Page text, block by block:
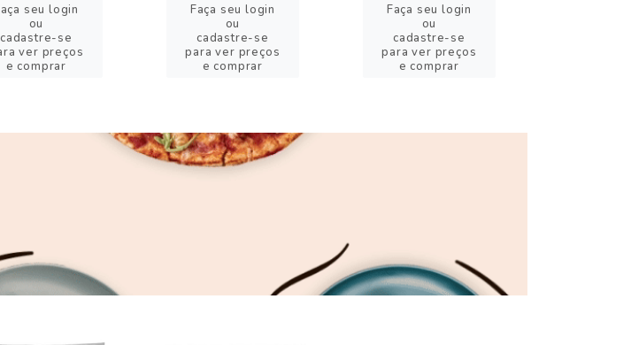
seu login
ou
cadastre-se
ver preços
e comprar
Faça seu login
ou
cadastre-se
para ver preços
e comprar
Faça seu login
ou
cadastre-se
para ver preços
e comprar